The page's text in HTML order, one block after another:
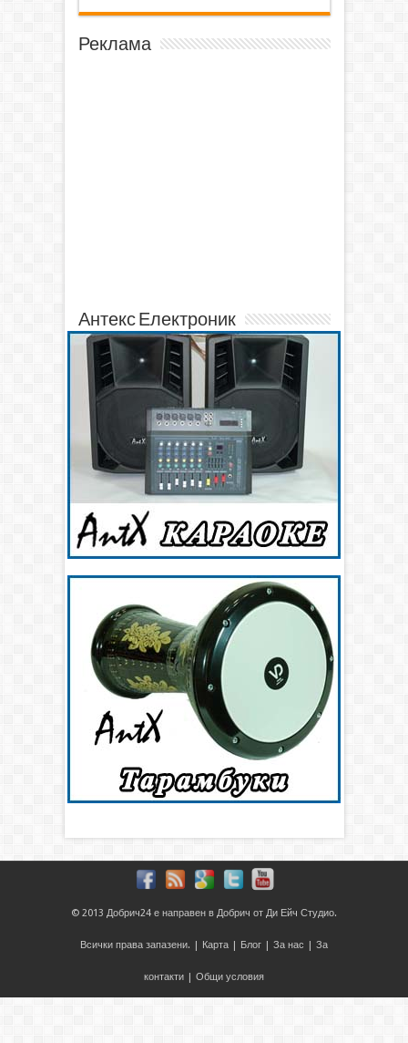
Реклама
Антекс Електроник
© 2013 Добрич24 е направен в Добрич от Ди Ейч Студио.
Всички права запазени. | Карта | Блог | За нас | За
контакти | Общи условия